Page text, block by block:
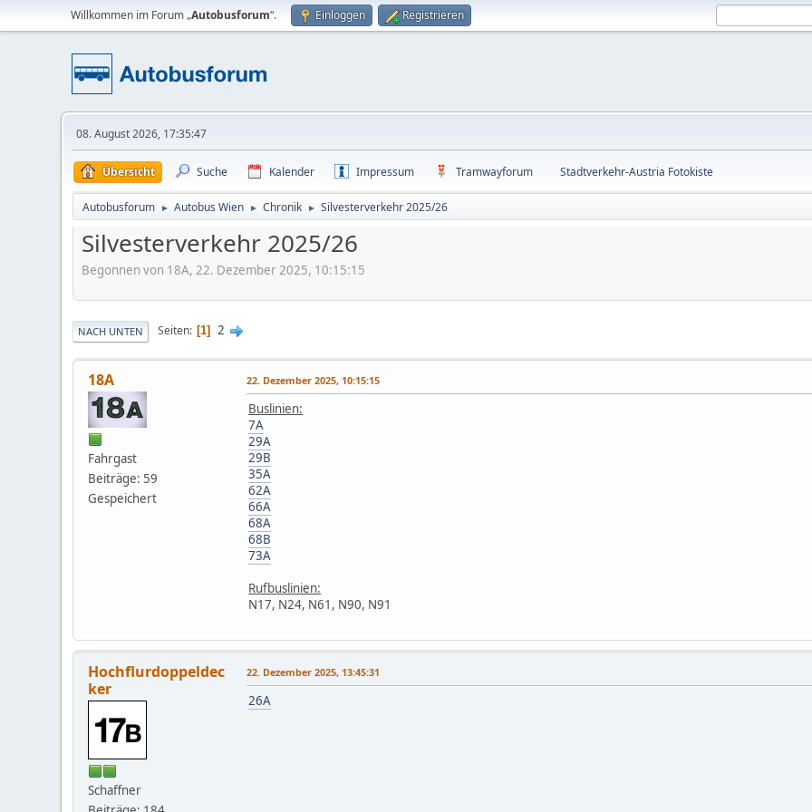
Willkommen im Forum „Autobusforum“. Einloggen Registrieren
08. August 2026, 17:35:47
Übersicht Suche Kalender Impressum Tramwayforum Stadtverkehr-Austria Fotokiste
Autobusforum ► Autobus Wien ► Chronik ► Silvesterverkehr 2025/26
Silvesterverkehr 2025/26
Begonnen von 18A, 22. Dezember 2025, 10:15:15
NACH UNTEN Seiten 1 2
18A
Fahrgast
Beiträge: 59
Gespeichert
22. Dezember 2025, 10:15:15
Buslinien:
7A
29A
29B
35A
62A
66A
68A
68B
73A
Rufbuslinien:
N17, N24, N61, N90, N91
Hochflurdoppeldec
ker
Schaffner
22. Dezember 2025, 13:45:31
26A